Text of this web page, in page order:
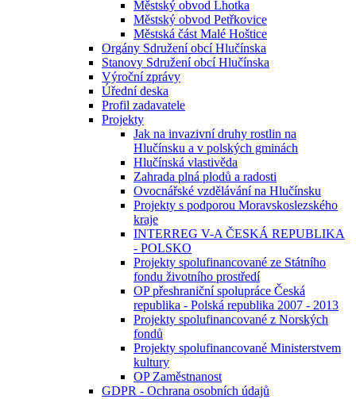
Městský obvod Lhotka
Městský obvod Petřkovice
Městská část Malé Hoštice
Orgány Sdružení obcí Hlučínska
Stanovy Sdružení obcí Hlučínska
Výroční zprávy
Úřední deska
Profil zadavatele
Projekty
Jak na invazivní druhy rostlin na
Hlučínsku a v polských gminách
Hlučínská vlastivěda
Zahrada plná plodů a radosti
Ovocnářské vzdělávání na Hlučínsku
Projekty s podporou Moravskoslezského
kraje
INTERREG V-A ČESKÁ REPUBLIKA
- POLSKO
Projekty spolufinancované ze Státního
fondu životního prostředí
OP přeshraniční spolupráce Česká
republika - Polská republika 2007 - 2013
Projekty spolufinancované z Norských
fondů
Projekty spolufinancované Ministerstvem
kultury
OP Zaměstnanost
GDPR - Ochrana osobních údajů